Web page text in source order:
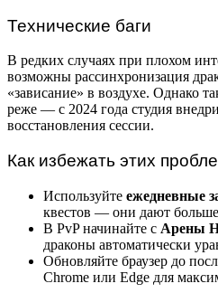
Технические баги
В редких случаях при плохом
возможны рассинхронизация
«зависание» в воздухе. Однако
реже — с 2024 года студия
восстановления сессии.
Как избежать этих
Используйте ежедневные
квестов — они дают
В PvP начинайте с Арены
драконы автоматически
Обновляйте браузер до
Chrome или Edge для